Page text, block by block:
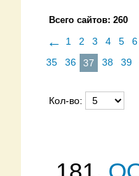
Всего сайтов: 260
← 1 2 3 4 5 6
35
36 37 38 39
Кол-во: